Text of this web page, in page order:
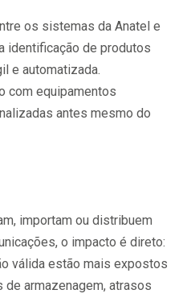
os sistemas da Anatel e
identificação de produtos
e automatizada.
com equipamentos
antes mesmo do
importam ou distribuem
o impacto é direto:
válida estão mais expostos
de armazenagem, atrasos